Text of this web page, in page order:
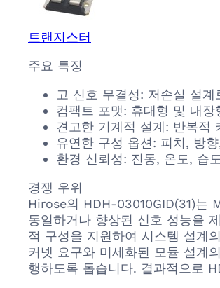
트랜지스터
주요 특징
고 신호 무결성: 저손실 설
컴팩트 포맷: 휴대형 및 내
견고한 기계적 설계: 반복적
유연한 구성 옵션: 피치, 방
환경 신뢰성: 진동, 온도, 습
경쟁 우위
Hirose의 HDH-03010GID(31)는
동일하거나 향상된 신호 성능을
적 구성을 지원하여 시스템 설계
커넷 요구와 미세화된 모듈 설계
행하도록 돕습니다. 결과적으로